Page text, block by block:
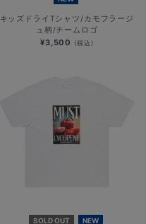
キッズドライTシャツ/カモフラージ
ュ柄/チームロゴ
¥3,500 (税込)
SOLD OUT NEW